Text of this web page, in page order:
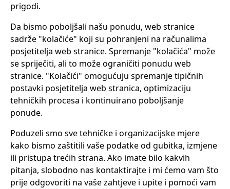
prigodi.
Da bismo poboljšali našu ponudu, web stranice
sadrže "kolačiće" koji su pohranjeni na računalima
posjetitelja web stranice. Spremanje "kolačića" može
se spriječiti, ali to može ograničiti ponudu web
stranice. "Kolačići" omogućuju spremanje tipičnih
postavki posjetitelja web stranica, optimizaciju
tehničkih procesa i kontinuirano poboljšanje
ponude.
Poduzeli smo sve tehničke i organizacijske mjere
kako bismo zaštitili vaše podatke od gubitka, izmjene
ili pristupa trećih strana. Ako imate bilo kakvih
pitanja, slobodno nas kontaktirajte i mi ćemo vam što
prije odgovoriti na vaše zahtjeve i upite i pomoći vam